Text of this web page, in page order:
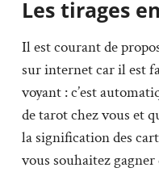
Les tirages
Il est courant de
sur internet car il est
voyant : c’est
de tarot chez vous et
la signification des
vous souhaitez